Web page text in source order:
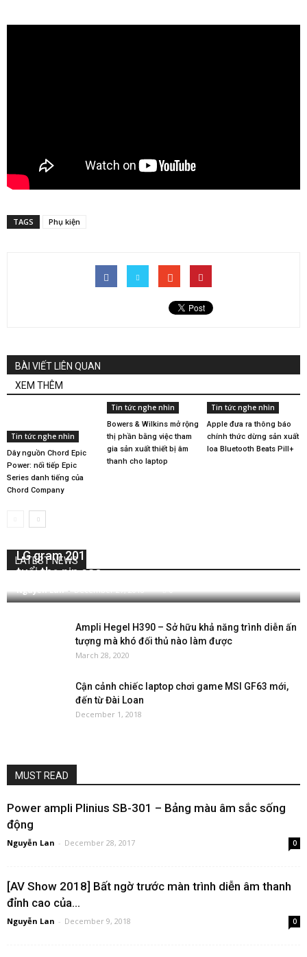
TAGS Phụ kiện
BÀI VIẾT LIÊN QUAN
XEM THÊM
Tin tức nghe nhìn
Dây nguồn Chord Epic
Power: nối tiếp Epic
Series danh tiếng của
Chord Company
Tin tức nghe nhìn
Bowers & Wilkins mở rộng
thị phần bằng việc tham
gia sản xuất thiết bị âm
thanh cho laptop
Tin tức nghe nhìn
Apple đưa ra thông báo
chính thức dừng sản xuất
loa Bluetooth Beats Pill+
LATEST NEWS
LG gram 2018 – Máy tính có màn hình lớn cùng
tuổi thọ pin cao
Nguyễn Lan - December 27, 2018 0
Ampli Hegel H390 – Sở hữu khả năng trình diễn ấn
tượng mà khó đối thủ nào làm được
March 28, 2020
Cận cảnh chiếc laptop chơi game MSI GF63 mới,
đến từ Đài Loan
December 1, 2018
MUST READ
Power ampli Plinius SB-301 – Bảng màu âm sắc sống
động
Nguyễn Lan - December 28, 2017 0
[AV Show 2018] Bất ngờ trước màn trình diễn âm thanh
đỉnh cao của...
Nguyễn Lan - December 9, 2018 0